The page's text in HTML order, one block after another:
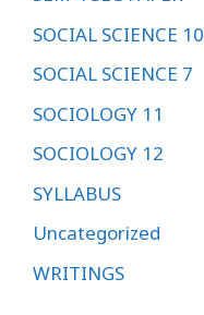
SOCIAL SCIENCE 10
SOCIAL SCIENCE 7
SOCIOLOGY 11
SOCIOLOGY 12
SYLLABUS
Uncategorized
WRITINGS